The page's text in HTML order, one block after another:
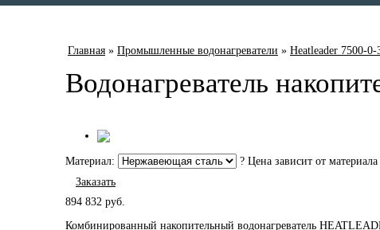
Главная » Промышленные водонагреватели » Heatleader 7500-0-
Водонагреватель
Материал: ? Цена зависит от
Заказать
894 832 руб.
Комбинированный накопительный водонагреватель